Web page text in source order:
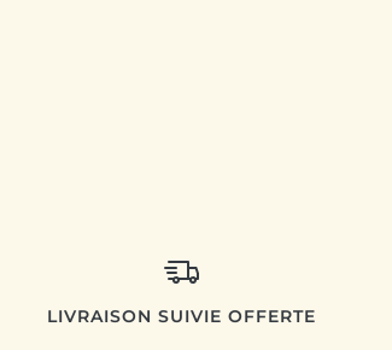
LIVRAISON SUIVIE OFFERTE